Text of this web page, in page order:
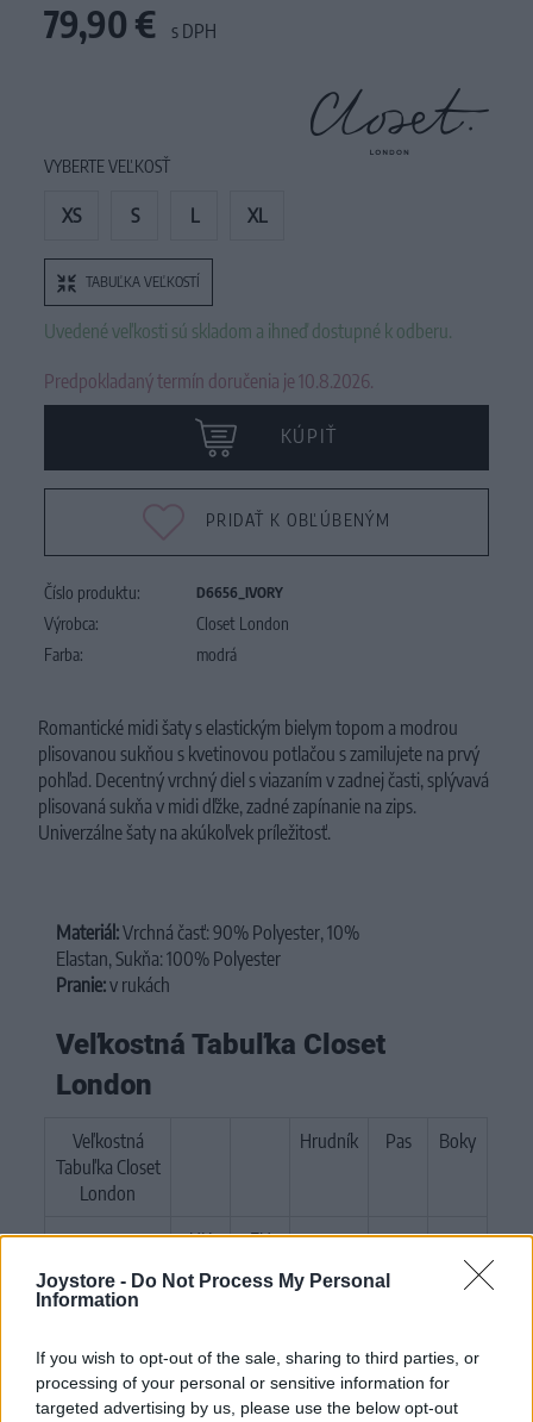
Joystore - Do Not Process My Personal
Information
If you wish to opt-out of the sale, sharing to third parties, or
processing of your personal or sensitive information for
targeted advertising by us, please use the below opt-out
79,90 € s DPH
VYBERTE VEĽKOSŤ
XS S L XL
TABUĽKA VEĽKOSTÍ
Uvedené veľkosti sú skladom a ihneď dostupné k odberu.
Predpokladaný termín doručenia je 10.8.2026.
KÚPIŤ
PRIDAŤ K OBĽÚBENÝM
Číslo produktu: D6656_IVORY
Výrobca:
Closet London
Farba:
modrá
Romantické midi šaty s elastickým bielym topom a modrou
plisovanou sukňou s kvetinovou potlačou s zamilujete na prvý
pohľad. Decentný vrchný diel s viazaním v zadnej časti, splývavá
plisovaná sukňa v midi dľžke, zadné zapínanie na zips.
Univerzálne šaty na akúkoľvek príležitosť.
Materiál:Vrchná časť: 90% Polyester, 10%
Elastan, Sukňa: 100% Polyester
Pranie:v rukách
Veľkostná Tabuľka Closet
London
Veľkostná
Tabuľka Closet
London
Hrudník Pas Boky
UK EU cm cm
cm
XXS
6 32 81 63
91.5
S
10 36 89 70
97